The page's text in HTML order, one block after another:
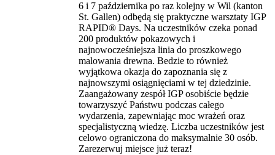
6 i 7 października po raz kolejny w Wil (kanton
St. Gallen) odbędą się praktyczne warsztaty IGP
RAPID® Days. Na uczestników czeka ponad
200 produktów pokazowych i
najnowocześniejsza linia do proszkowego
malowania drewna. Bedzie to również
wyjątkowa okazja do zapoznania się z
najnowszymi osiągnięciami w tej dziedzinie.
Zaangażowany zespół IGP osobiście będzie
towarzyszyć Państwu podczas całego
wydarzenia, zapewniając moc wrażeń oraz
specjalistyczną wiedzę. Liczba uczestników jest
celowo ograniczona do maksymalnie 30 osób.
Zarezerwuj miejsce już teraz!